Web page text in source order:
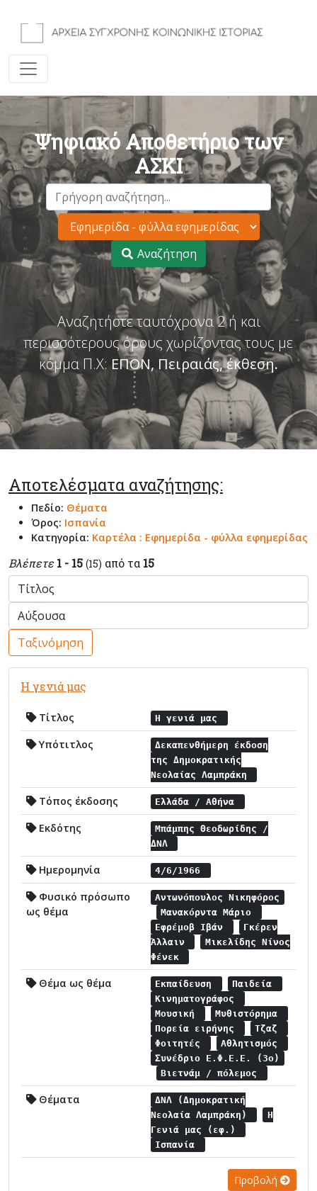
Ψηφιακό Αποθετήριο των
ΑΣΚΙ
Αναζήτηση
Αναζητήστε ταυτόχρονα 2 ή και
περισσότερους όρους χωρίζοντας τους με
κόμμα Π.Χ: ΕΠΟΝ, Πειραιάς, έκθεση.
Αποτελέσματα αναζήτησης:
Πεδίο: Θέματα
Όρος: Ισπανία
Κατηγορία: Καρτέλα : Εφημερίδα - φύλλα εφημερίδας
Βλέπετε 1 - 15 (15) από τα 15
Ταξινόμηση
Η γενιά μας
Τίτλος Η γενιά μας
Υπότιτλος
Δεκαπενθήμερη έκδοση
της Δημοκρατικής
Νεολαίας Λαμπράκη
Τόπος έκδοσης Ελλάδα / Αθήνα
Εκδότης
Μπάμπης Θεοδωρίδης /
ΔΝΛ
Ημερομηνία 4/6/1966
Φυσικό πρόσωπο
ως θέμα
Αντωνόπουλος Νικηφόρος
Μανακόρντα Μάριο
Εφρέμοβ Ιβάν
Γκέρεν
Άλλαιν
Μικελίδης Νίνος
Φένεκ
Θέμα ως θέμα Εκπαίδευση
Παιδεία
Κινηματογράφος
Μουσική
Μυθιστόρημα
Πορεία ειρήνης
Τζαζ
Φοιτητές
Αθλητισμός
Συνέδριο Ε.Φ.Ε.Ε. (3ο)
Βιετνάμ / πόλεμος
Θέματα
ΔΝΛ (Δημοκρατική
Νεολαία Λαμπράκη)
Η
Γενιά μας (εφ.)
Ισπανία
Προβολή